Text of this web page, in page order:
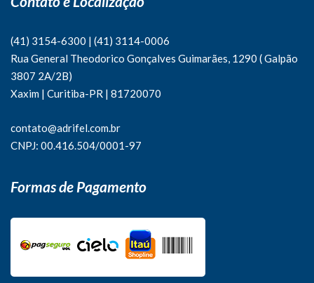
(41) 3154-6300 | (41) 3114-0006
Rua General Theodorico Gonçalves Guimarães, 1290 ( Galpão
3807 2A/2B)
Xaxim | Curitiba-PR | 81720070
contato@adrifel.com.br
CNPJ: 00.416.504/0001-97
Formas de Pagamento